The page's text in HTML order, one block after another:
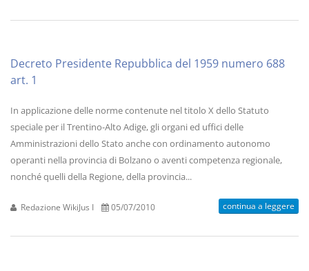
Decreto Presidente Repubblica del 1959 numero 688
art. 1
In applicazione delle norme contenute nel titolo X dello Statuto
speciale per il Trentino-Alto Adige, gli organi ed uffici delle
Amministrazioni dello Stato anche con ordinamento autonomo
operanti nella provincia di Bolzano o aventi competenza regionale,
nonché quelli della Regione, della provincia...
Redazione WikiJus I 05/07/2010 continua a leggere